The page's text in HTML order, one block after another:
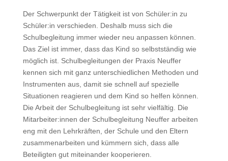
Der Schwerpunkt der Tätigkeit ist von Schüler:in zu
Schüler:in verschieden. Deshalb muss sich die
Schulbegleitung immer wieder neu anpassen können.
Das Ziel ist immer, dass das Kind so selbstständig wie
möglich ist. Schulbegleitungen der Praxis Neuffer
kennen sich mit ganz unterschiedlichen Methoden und
Instrumenten aus, damit sie schnell auf spezielle
Situationen reagieren und dem Kind so helfen können.
Die Arbeit der Schulbegleitung ist sehr vielfältig. Die
Mitarbeiter:innen der Schulbegleitung Neuffer arbeiten
eng mit den Lehrkräften, der Schule und den Eltern
zusammenarbeiten und kümmern sich, dass alle
Beteiligten gut miteinander kooperieren.